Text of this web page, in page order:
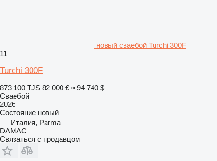
новый сваебой Turchi 300F
11
Turchi 300F
873 100 TJS 82 000 € ≈ 94 740 $
Сваебой
2026
Состояние новый
Италия, Parma
DAMAC
Связаться с продавцом